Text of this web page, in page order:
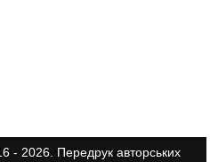
- 2026. Передрук авторських